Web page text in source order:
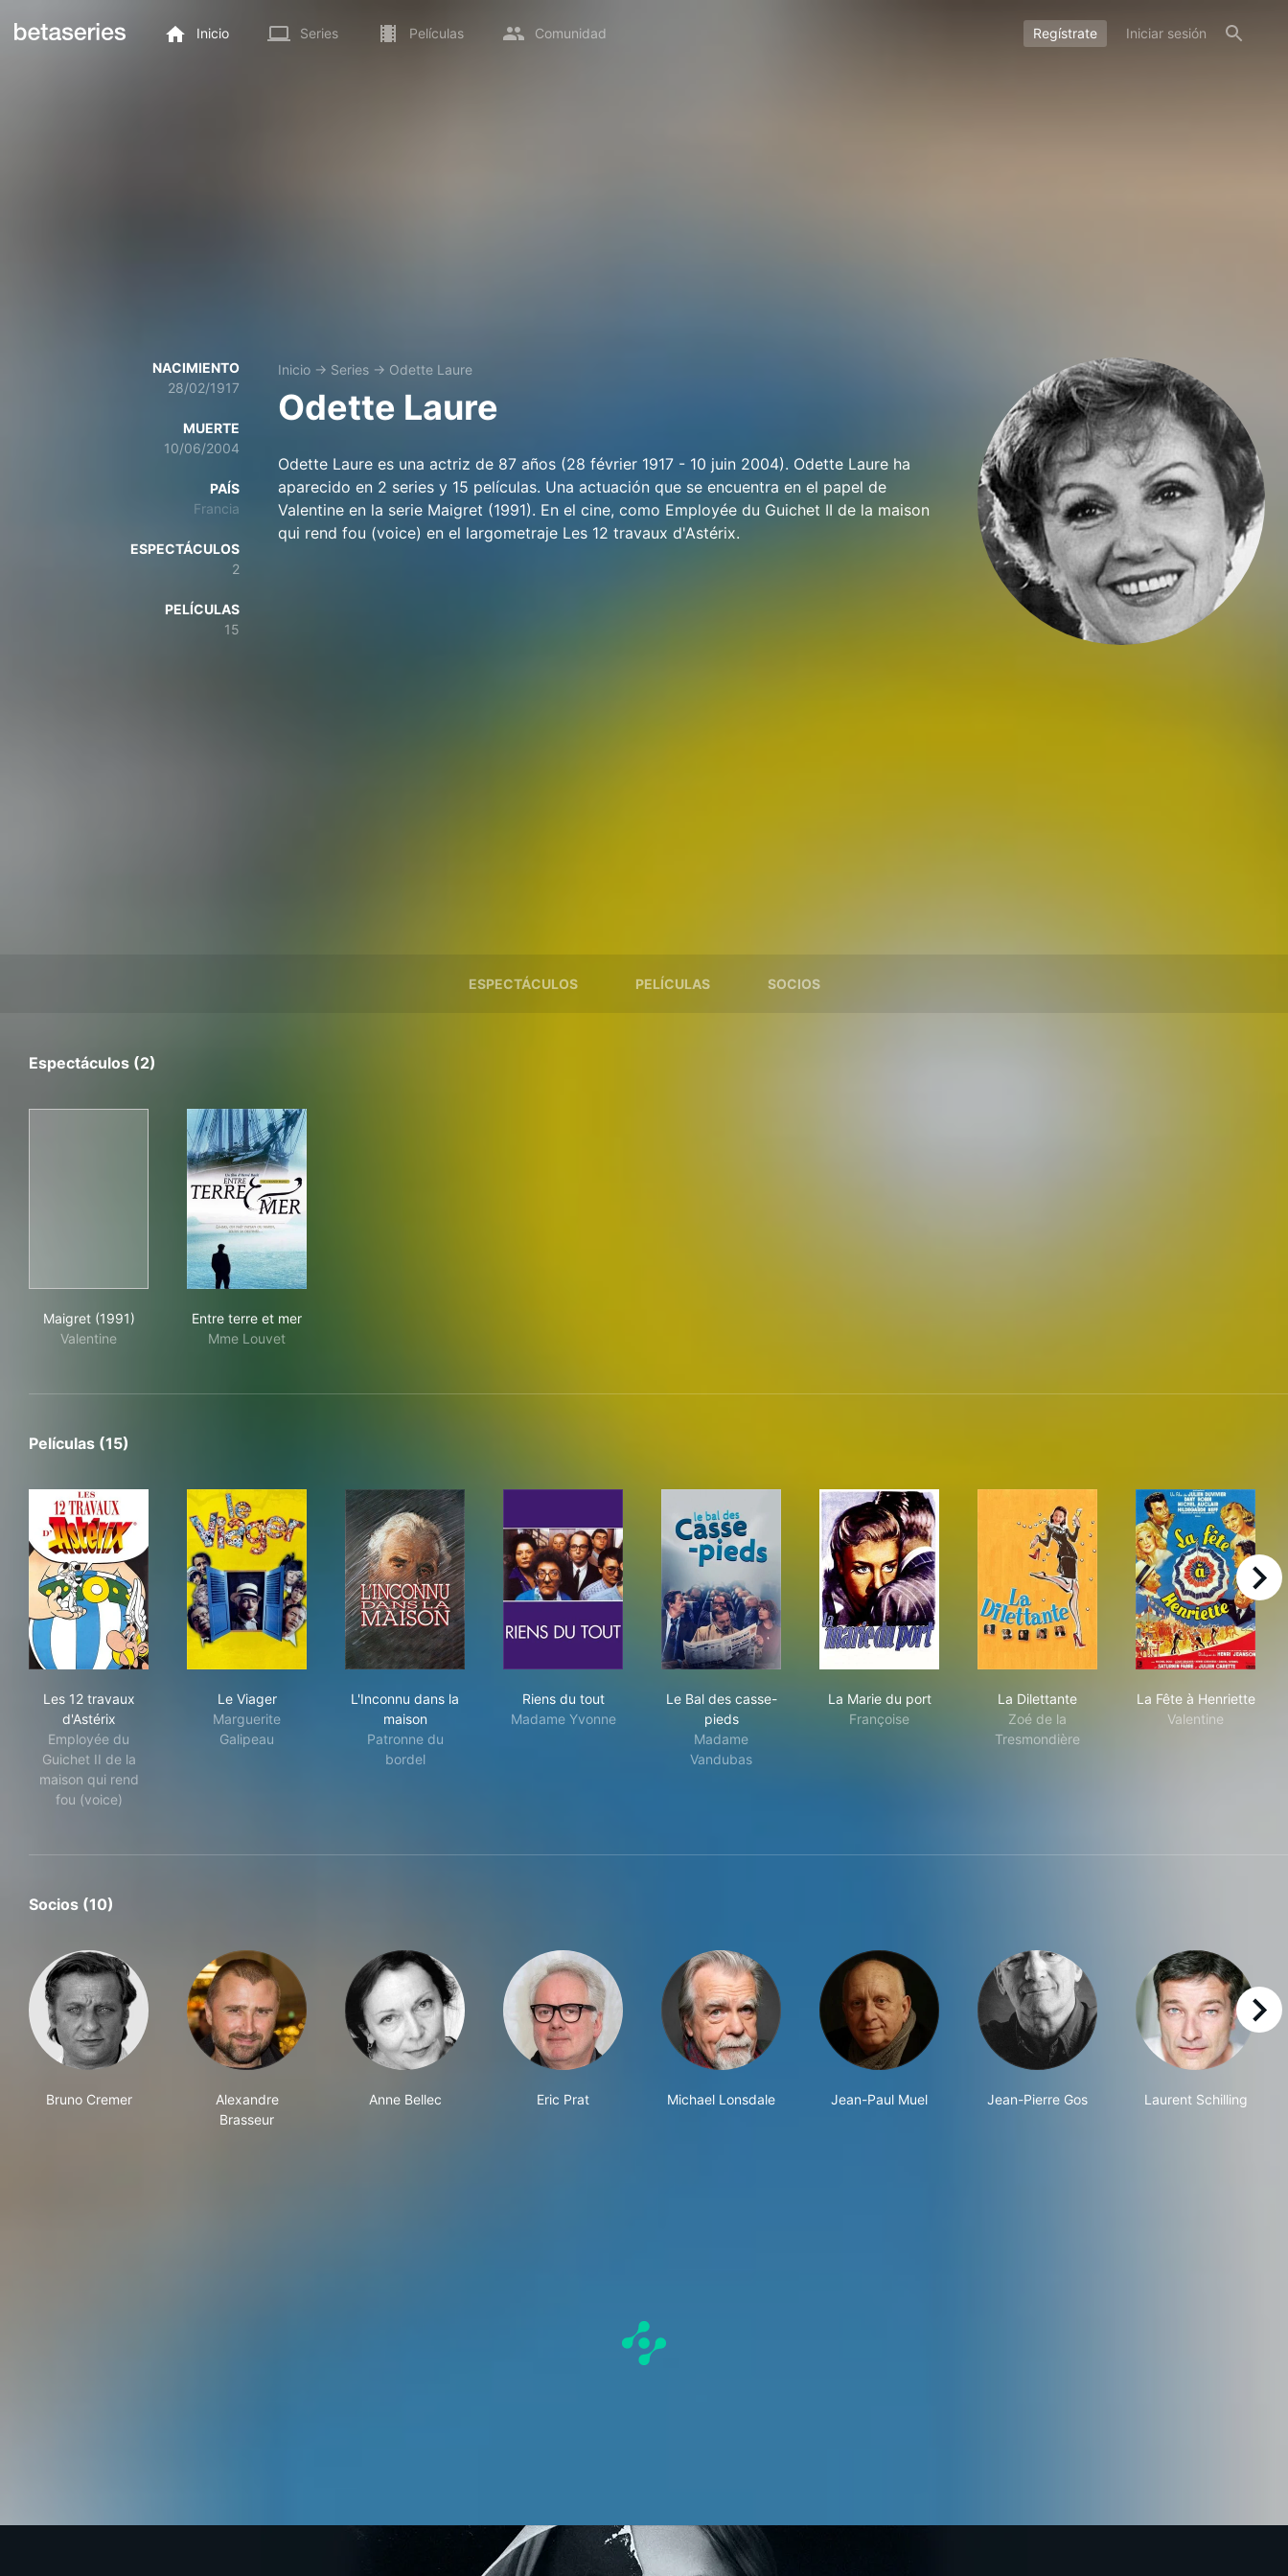
Inicio Series Películas Comunidad Regístrate Iniciar sesión
NACIMIENTO
28/02/1917
MUERTE
10/06/2004
PAÍS
Francia
ESPECTÁCULOS
2
PELÍCULAS
15
Inicio → Series → Odette Laure
Odette Laure
Odette Laure es una actriz de 87 años (28 février 1917 - 10 juin 2004). Odette Laure ha
aparecido en 2 series y 15 películas. Una actuación que se encuentra en el papel de
Valentine en la serie Maigret (1991). En el cine, como Employée du Guichet II de la maison
qui rend fou (voice) en el largometraje Les 12 travaux d'Astérix.
ESPECTÁCULOS PELÍCULAS SOCIOS
Espectáculos (2)
Maigret (1991)
Valentine
Entre terre et mer
Mme Louvet
Películas (15)
Les 12 travaux
d'Astérix
Employée du
Guichet II de la
maison qui rend
fou (voice)
Le Viager
Marguerite
Galipeau
L'Inconnu dans la
maison
Patronne du
bordel
Riens du tout
Madame Yvonne
Le Bal des casse-
pieds
Madame
Vandubas
La Marie du port
Françoise
La Dilettante
Zoé de la
Tresmondière
La Fête à Henriette
Valentine
right
Socios (10)
Bruno Cremer
Alexandre
Brasseur
Anne Bellec Eric Prat Michael Lonsdale Jean-Paul Muel Jean-Pierre Gos Laurent Schilling
right